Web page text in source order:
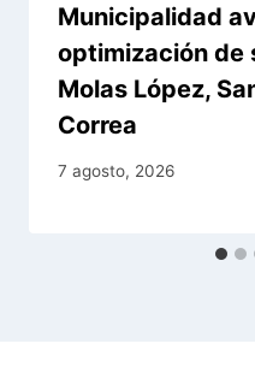
Municipalidad
optimización de
Molas López,
Correa
7 agosto, 2026